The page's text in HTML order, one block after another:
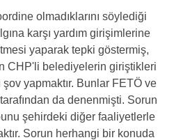
olmadıklarını söylediği
karşı yardım girişimlerine
yaparak tepki göstermiş,
CHP'li belediyelerin giriştikleri
yapmaktır. Bunlar FETÖ ve
da denenmişti. Sorun
şehirdeki diğer faaliyetlerle
Sorun herhangi bir konuda